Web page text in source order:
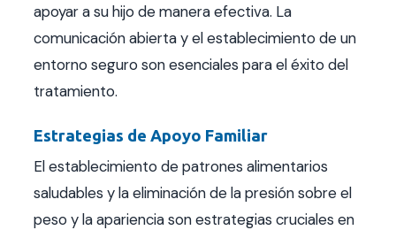
apoyar a su hijo de manera efectiva. La
comunicación abierta y el establecimiento de un
entorno seguro son esenciales para el éxito del
tratamiento.
Estrategias de Apoyo Familiar
El establecimiento de patrones alimentarios
saludables y la eliminación de la presión sobre el
peso y la apariencia son estrategias cruciales en